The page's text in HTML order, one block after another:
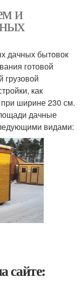
и
дачных бытовок
готовой
грузовой
как
ширине 230 см.
дачные
видами:
сайте: